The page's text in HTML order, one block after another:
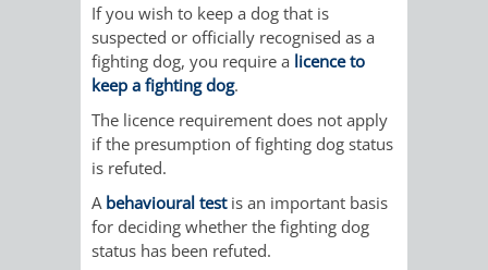
ANTRAGSVERFAHREN
VERMIETE
DOCH
AN
DEINE
STABSSTELLE
BÄDER
HOCHBAU
UND
&
WIRTSCHAFT
If you wish to keep a dog that is
suspected or officially recognised as a
fighting dog, you require a licence to
keep a fighting dog.
The licence requirement does not apply
if the presumption of fighting dog status
is refuted.
A behavioural testis an important basis
for deciding whether the fighting dog
status has been refuted.